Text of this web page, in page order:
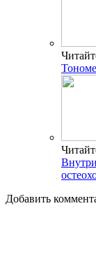
Добавить